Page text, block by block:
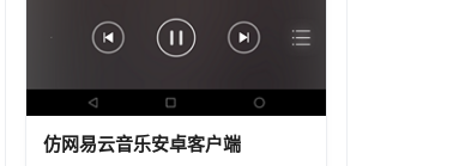
仿网易云音乐安卓客户端